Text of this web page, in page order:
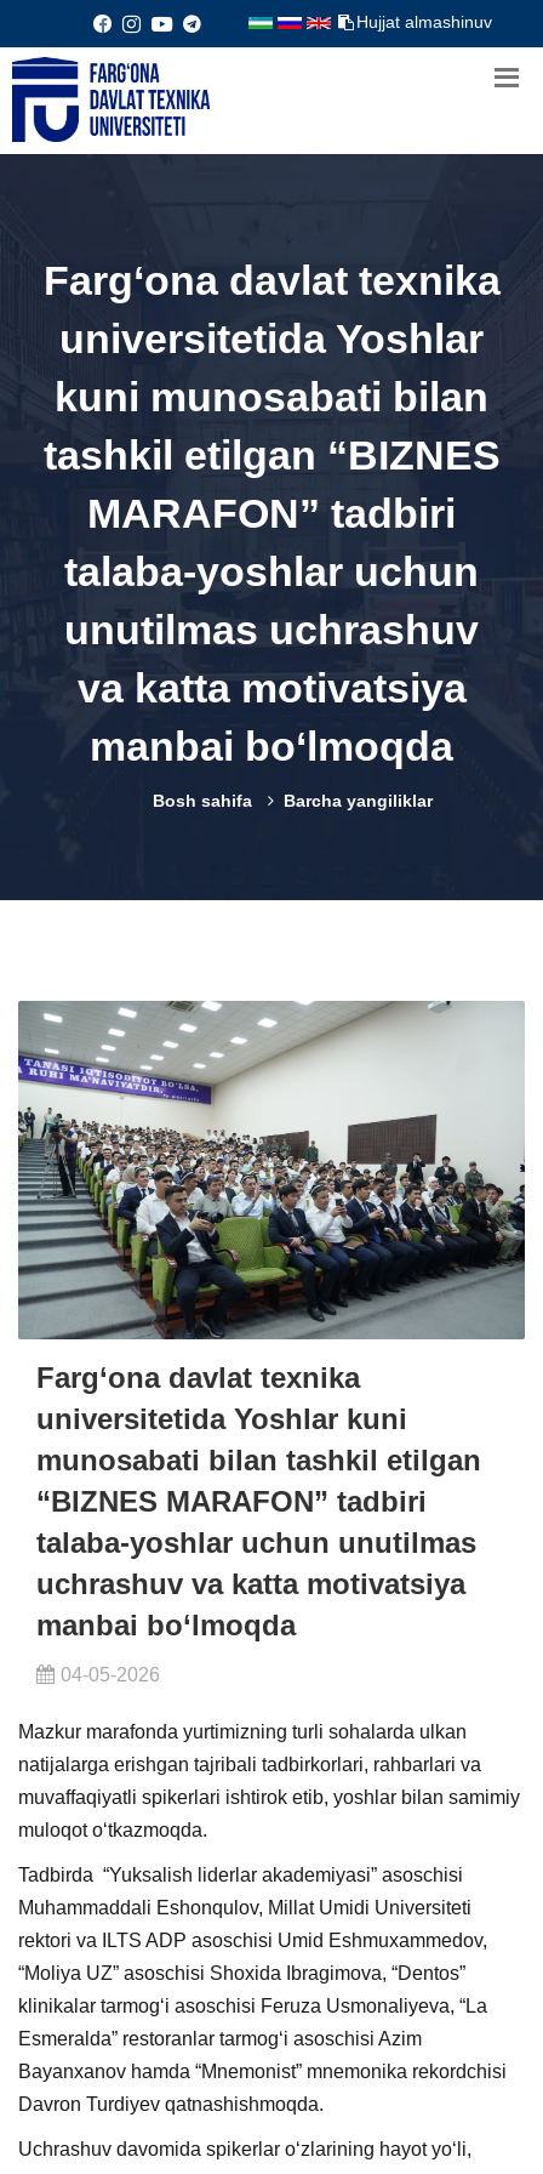
Hujjat almashinuv
Farg‘ona davlat texnika
universitetida Yoshlar
kuni munosabati bilan
tashkil etilgan “BIZNES
MARAFON” tadbiri
talaba-yoshlar uchun
unutilmas uchrashuv
va katta motivatsiya
manbai bo‘lmoqda
Bosh sahifa Barcha yangiliklar
Farg‘ona davlat texnika
universitetida Yoshlar kuni
munosabati bilan tashkil etilgan
“BIZNES MARAFON” tadbiri
talaba-yoshlar uchun unutilmas
uchrashuv va katta motivatsiya
manbai bo‘lmoqda
04-05-2026
Mazkur marafonda yurtimizning turli sohalarda ulkan
natijalarga erishgan tajribali tadbirkorlari, rahbarlari va
muvaffaqiyatli spikerlari ishtirok etib, yoshlar bilan samimiy
muloqot o‘tkazmoqda.
Tadbirda “Yuksalish liderlar akademiyasi” asoschisi
Muhammaddali Eshonqulov, Millat Umidi Universiteti
rektori va ILTS ADP asoschisi Umid Eshmuxammedov,
“Moliya UZ” asoschisi Shoxida Ibragimova, “Dentos”
klinikalar tarmog‘i asoschisi Feruza Usmonaliyeva, “La
Esmeralda” restoranlar tarmog‘i asoschisi Azim
Bayanxanov hamda “Mnemonist” mnemonika rekordchisi
Davron Turdiyev qatnashishmoqda.
Uchrashuv davomida spikerlar o‘zlarining hayot yo‘li,